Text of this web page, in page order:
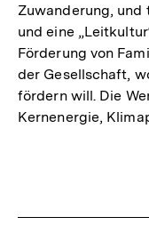
Zuwanderung,
und eine
Förderung von
der Gesellschaft,
fördern will. Die
Kernenergie,